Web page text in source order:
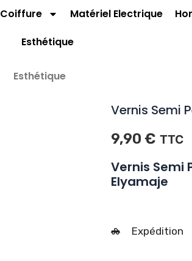
Coiffure Matériel Electrique
Esthétique
Esthétique
Vernis Semi
9,90 € TTC
Vernis Semi
Elyamaje
Expédition